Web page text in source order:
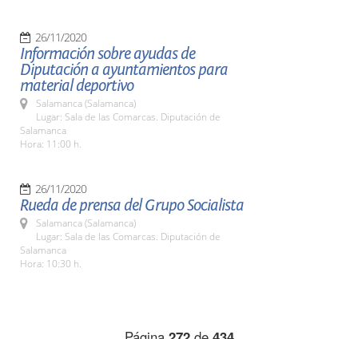
26/11/2020
Información sobre ayudas de
Diputación a ayuntamientos para
material deportivo
Salamanca (Salamanca)
Lugar: Sala de las Comarcas. Diputación de
Salamanca
Hora: 11:00 h.
26/11/2020
Rueda de prensa del Grupo Socialista
Salamanca (Salamanca)
Lugar: Sala de las Comarcas. Diputación de
Salamanca
Hora: 10:30 h.